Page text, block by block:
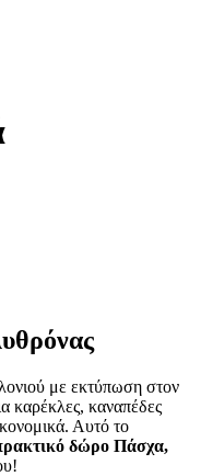
με εκτύπωση στον
καρέκλες, καναπέδες
Αυτό το
δώρο Πάσχα,